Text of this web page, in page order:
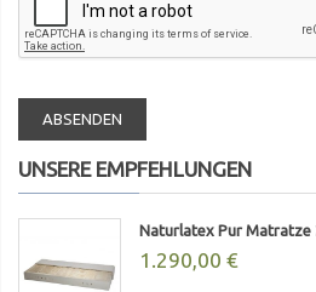
ABSENDEN
UNSERE EMPFEHLUNGEN
Naturlatex Pur Matratze
1.290,00 €